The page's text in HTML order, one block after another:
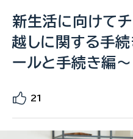
新生活に向けてチ
越しに関する手続
ールと手続き編～
21